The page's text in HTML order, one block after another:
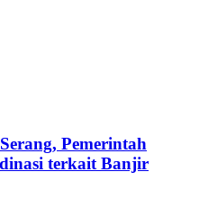
Pemerintah
terkait Banjir